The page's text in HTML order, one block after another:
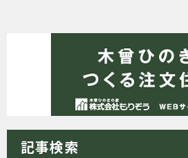
記事検索